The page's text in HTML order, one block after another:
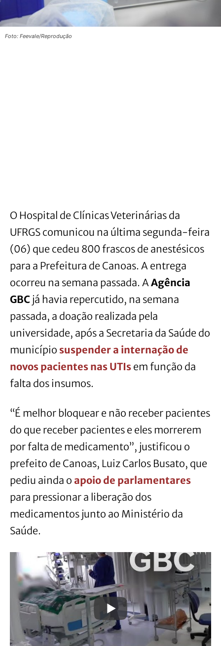
Foto: Feevale/Reprodução
O Hospital de Clínicas Veterinárias da
UFRGS comunicou na última segunda-feira
(06) que cedeu 800 frascos de anestésicos
para a Prefeitura de Canoas. A entrega
ocorreu na semana passada. A Agência
GBC já havia repercutido, na semana
passada, a doação realizada pela
universidade, após a Secretaria da Saúde do
município suspender a internação de
novos pacientes nas UTIs em função da
falta dos insumos.
“É melhor bloquear e não receber pacientes
do que receber pacientes e eles morrerem
por falta de medicamento”, justificou o
prefeito de Canoas, Luiz Carlos Busato, que
pediu ainda o apoio de parlamentares
para pressionar a liberação dos
medicamentos junto ao Ministério da
Saúde.